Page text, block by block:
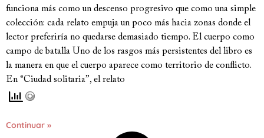
funciona más como un descenso progresivo que como una simple
colección: cada relato empuja un poco más hacia zonas donde el
lector preferiría no quedarse demasiado tiempo. El cuerpo como
campo de batalla Uno de los rasgos más persistentes del libro es
la manera en que el cuerpo aparece como territorio de conflicto.
En “Ciudad solitaria”, el relato
Continuar »